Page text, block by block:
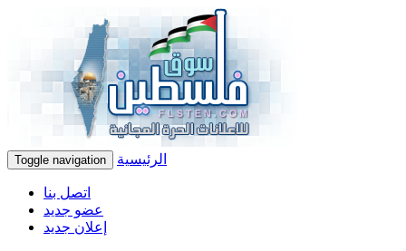
Toggle navigation الرئيسية
اتصل بنا
عضو جديد
إعلان جديد